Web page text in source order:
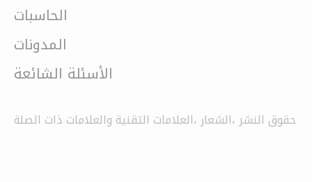
الحاسبات
المدونات
الأسئلة الشائعة
حقوق النشر ،الشعار ،العلامات التقنية والعلامات ذات الصلة